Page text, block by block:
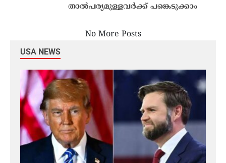
താൽപര്യമുള്ളവർക്ക് പങ്കെടുക്കാം
No More Posts
USA NEWS